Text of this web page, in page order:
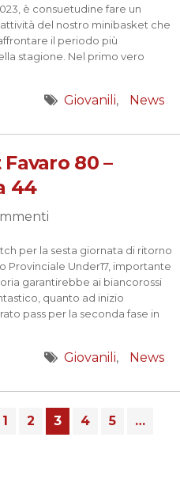
è consuetudine fare un
del nostro minibasket che
il periodo più
stagione. Nel primo vero
la nostra società ha profuso
dei propri iscritti, risultato
Giovanili News
80 –
44
per la sesta giornata di ritorno
Provinciale Under17, importante
garantirebbe ai biancorossi
quanto ad inizio
pass per la seconda fase in
Under 17, dove siamo l’unico
un’avversaria sulla carta molto
Giovanili News
1 2 3 4 5
…